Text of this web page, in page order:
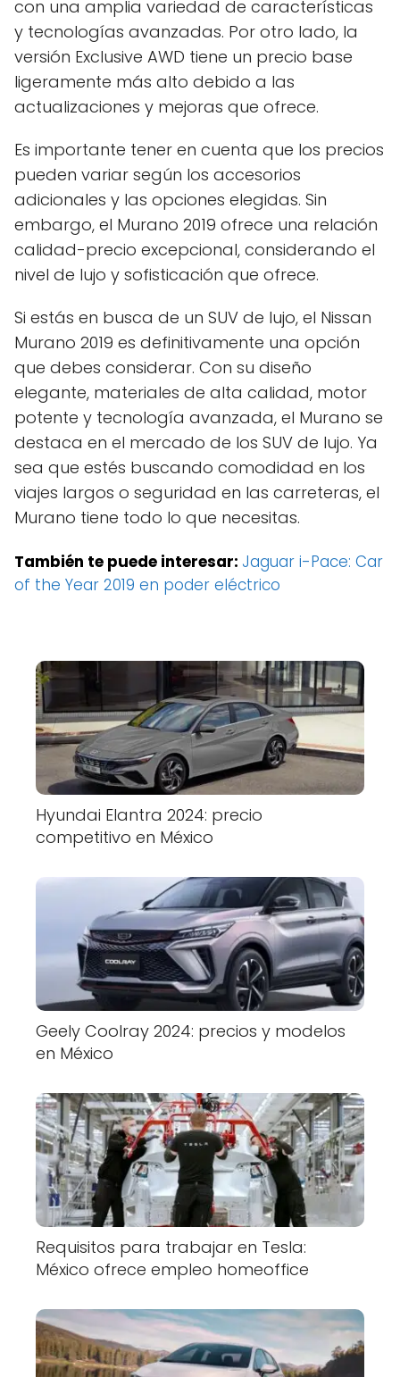
con una amplia variedad de características
y tecnologías avanzadas. Por otro lado, la
versión Exclusive AWD tiene un precio base
ligeramente más alto debido a las
actualizaciones y mejoras que ofrece.
Es importante tener en cuenta que los precios
pueden variar según los accesorios
adicionales y las opciones elegidas. Sin
embargo, el Murano 2019 ofrece una relación
calidad-precio excepcional, considerando el
nivel de lujo y sofisticación que ofrece.
Si estás en busca de un SUV de lujo, el Nissan
Murano 2019 es definitivamente una opción
que debes considerar. Con su diseño
elegante, materiales de alta calidad, motor
potente y tecnología avanzada, el Murano se
destaca en el mercado de los SUV de lujo. Ya
sea que estés buscando comodidad en los
viajes largos o seguridad en las carreteras, el
Murano tiene todo lo que necesitas.
También te puede interesar: Jaguar i-Pace: Car
of the Year 2019 en poder eléctrico
Hyundai Elantra 2024: precio
competitivo en México
Geely Coolray 2024: precios y modelos
en México
Requisitos para trabajar en Tesla:
México ofrece empleo homeoffice